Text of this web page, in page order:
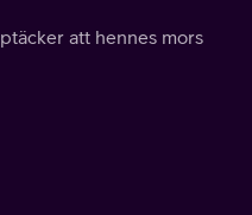
att hennes mors